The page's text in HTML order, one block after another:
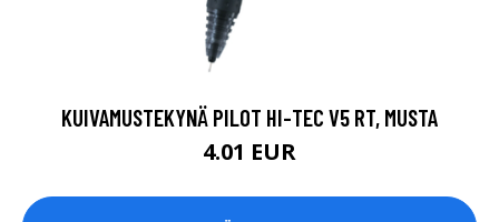
KUIVAMUSTEKYNÄ PILOT HI-TEC V5 RT, MUSTA
4.01 EUR